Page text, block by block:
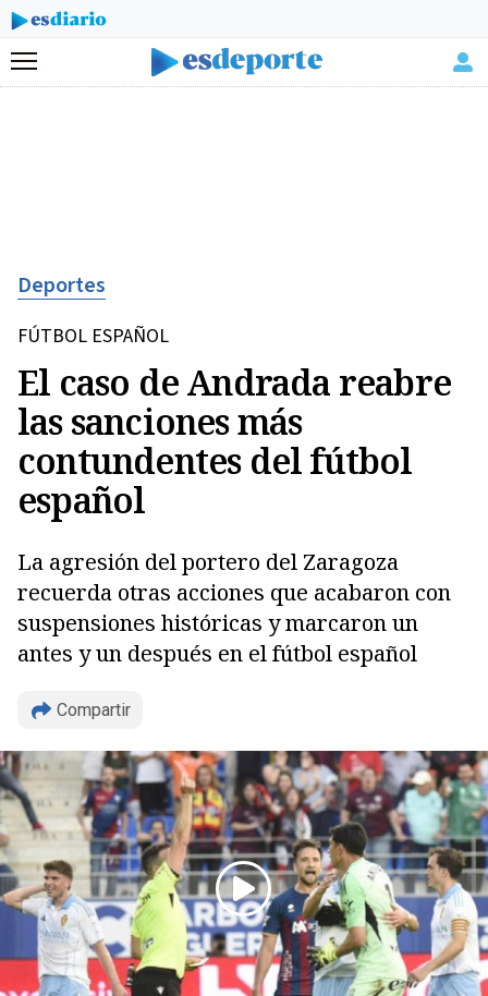
Menú
Deportes
FÚTBOL ESPAÑOL
El caso de Andrada reabre
las sanciones más
contundentes del fútbol
español
La agresión del portero del Zaragoza
recuerda otras acciones que acabaron con
suspensiones históricas y marcaron un
antes y un después en el fútbol español
Compartir
Copiar